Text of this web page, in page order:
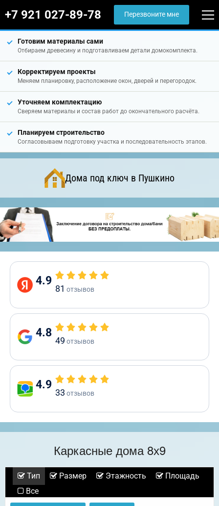
+7 921 027-89-78 Перезвоните мне
Готовим материалы сами
Отбираем древесину и подготавливаем детали домокомплекта.
Корректируем проекты
Меняем планировку, расположение окон, дверей и перегородок.
Уточняем комплектацию
Сверяем материалы и состав работ до окончательного расчёта.
Планируем строительство
Согласовываем подготовку участка и последовательность этапов.
Дома под ключ в Пушкино
4.9
81 отзывов
4.8
49 отзывов
4.9
33 отзывов
Каркасные дома 8х9
Тип Размер Этажность
Площадь
Все